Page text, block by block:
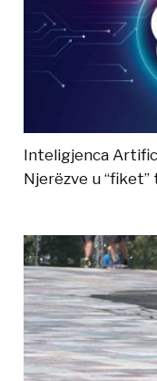
Inteligjenca
Njerëzve u “fiket”